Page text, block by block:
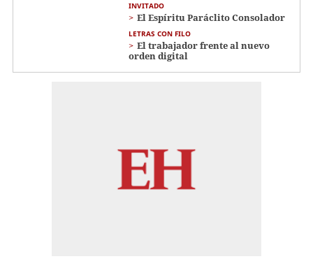
INVITADO
El Espíritu Paráclito Consolador
LETRAS CON FILO
El trabajador frente al nuevo
orden digital